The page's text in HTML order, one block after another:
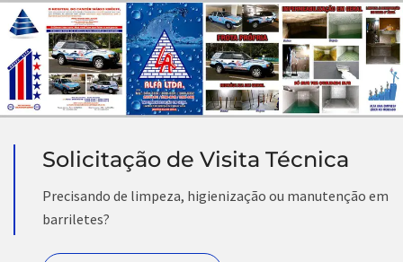
Solicitação de Visita Técnica
Precisando de limpeza, higienização ou manutenção em
barriletes?